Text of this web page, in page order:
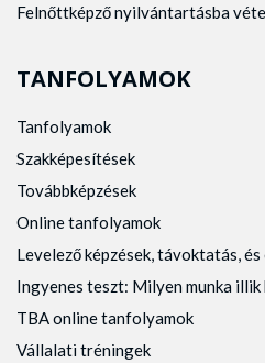
Felnőttképző nyilvántartásba
TANFOLYAMOK
Tanfolyamok
Szakképesítések
Továbbképzések
Online tanfolyamok
Levelező képzések, távoktatás,
Ingyenes teszt: Milyen munka illik
TBA online tanfolyamok
Vállalati tréningek